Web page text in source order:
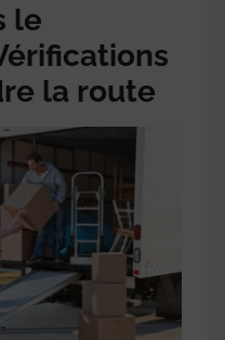
le
la route